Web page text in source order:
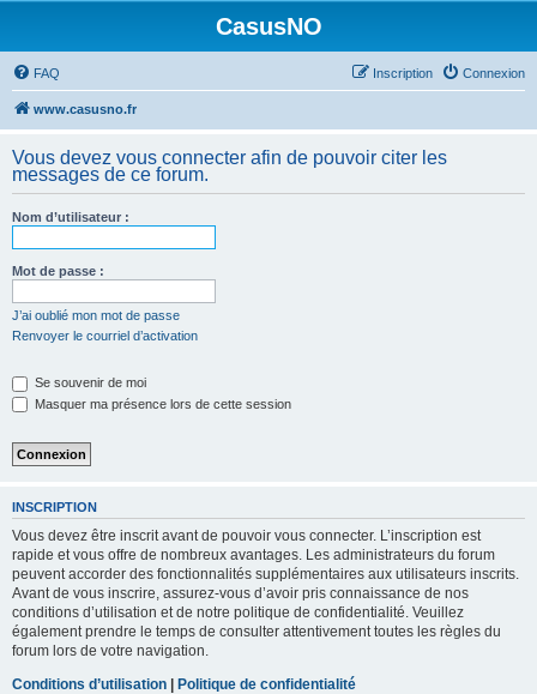
CasusNO
FAQ Connexion
Inscription
www.casusno.fr
Vous devez vous connecter afin de pouvoir citer les
messages de ce forum.
Nom d’utilisateur :
Mot de passe :
J’ai oublié mon mot de passe
Renvoyer le courriel d’activation
Se souvenir de moi
Masquer ma présence lors de cette session
INSCRIPTION
Vous devez être inscrit avant de pouvoir vous connecter. L’inscription est
rapide et vous offre de nombreux avantages. Les administrateurs du forum
peuvent accorder des fonctionnalités supplémentaires aux utilisateurs inscrits.
Avant de vous inscrire, assurez-vous d’avoir pris connaissance de nos
conditions d’utilisation et de notre politique de confidentialité. Veuillez
également prendre le temps de consulter attentivement toutes les règles du
forum lors de votre navigation.
Conditions d’utilisation | Politique de confidentialité